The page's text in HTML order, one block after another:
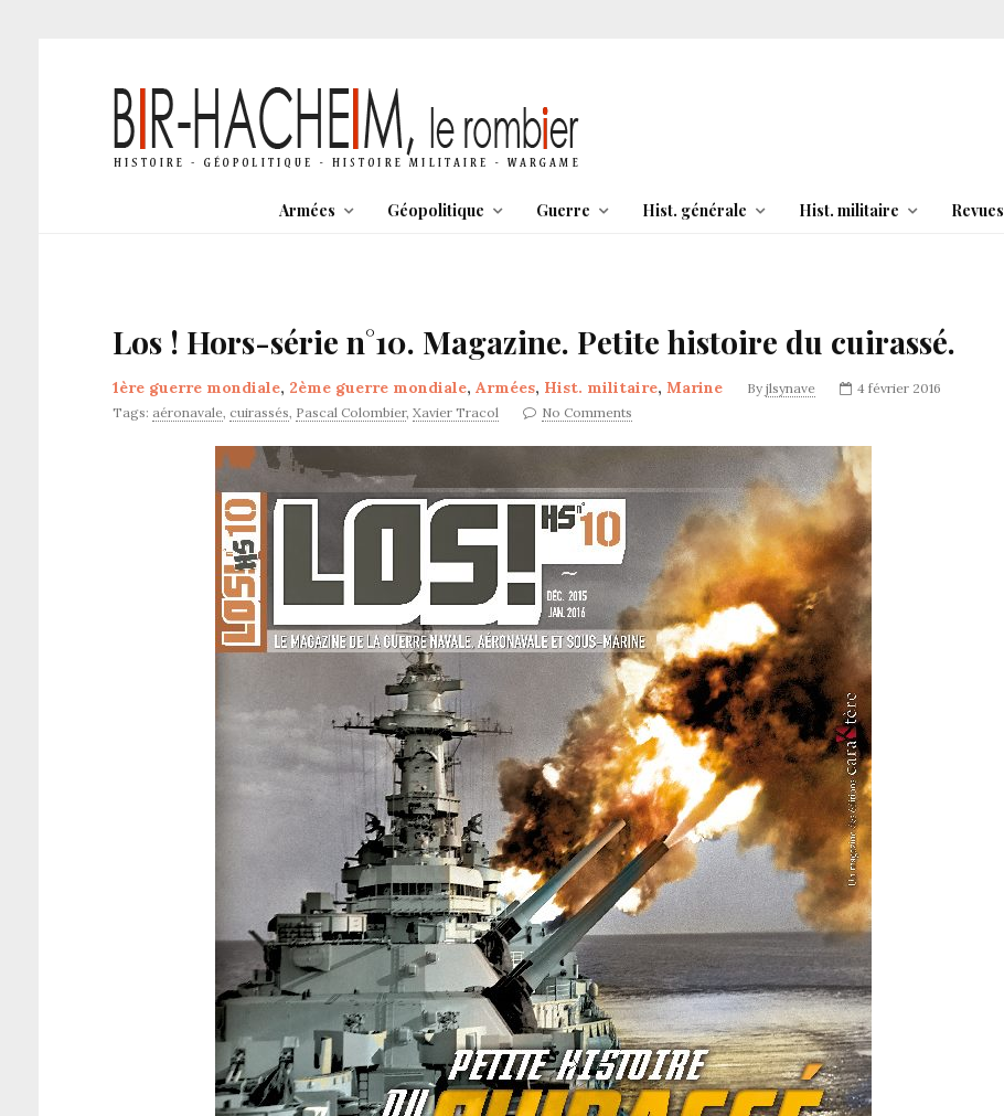
Armées Géopolitique Guerre Hist. générale Hist. militaire Revues
Los ! Hors-série n°10. Magazine. Petite histoire du cuirassé.
1ère guerre mondiale, 2ème guerre mondiale, Armées, Hist. militaire, Marine By jlsynave
4 février 2016
Tags: aéronavale, cuirassés, Pascal Colombier, Xavier Tracol No Comments